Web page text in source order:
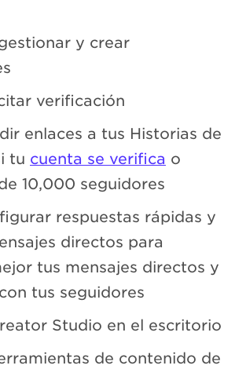
y crear
verificación
enlaces a tus Historias de
tu cuenta se verifica o
10,000 seguidores
respuestas rápidas y
directos para
tus mensajes directos y
tus seguidores
Studio en el escritorio
de contenido de